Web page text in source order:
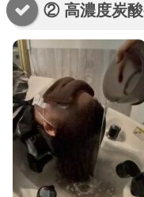
② 高濃度炭酸